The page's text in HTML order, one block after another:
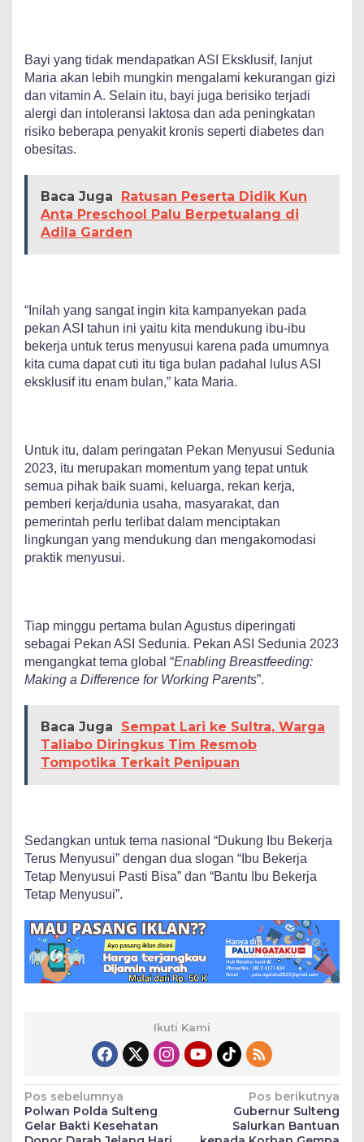
Bayi yang tidak mendapatkan ASI Eksklusif, lanjut
Maria akan lebih mungkin mengalami kekurangan gizi
dan vitamin A. Selain itu, bayi juga berisiko terjadi
alergi dan intoleransi laktosa dan ada peningkatan
risiko beberapa penyakit kronis seperti diabetes dan
obesitas.
Baca Juga
Ratusan Peserta Didik Kun
Anta Preschool Palu Berpetualang di
Adila Garden
“Inilah yang sangat ingin kita kampanyekan pada
pekan ASI tahun ini yaitu kita mendukung ibu-ibu
bekerja untuk terus menyusui karena pada umumnya
kita cuma dapat cuti itu tiga bulan padahal lulus ASI
eksklusif itu enam bulan,” kata Maria.
Untuk itu, dalam peringatan Pekan Menyusui Sedunia
2023, itu merupakan momentum yang tepat untuk
semua pihak baik suami, keluarga, rekan kerja,
pemberi kerja/dunia usaha, masyarakat, dan
pemerintah perlu terlibat dalam menciptakan
lingkungan yang mendukung dan mengakomodasi
praktik menyusui.
Tiap minggu pertama bulan Agustus diperingati
sebagai Pekan ASI Sedunia. Pekan ASI Sedunia 2023
mengangkat tema global “Enabling Breastfeeding:
Making a Difference for Working Parents”.
Baca Juga
Sempat Lari ke Sultra, Warga
Taliabo Diringkus Tim Resmob
Tompotika Terkait Penipuan
Sedangkan untuk tema nasional “Dukung Ibu Bekerja
Terus Menyusui” dengan dua slogan “Ibu Bekerja
Tetap Menyusui Pasti Bisa” dan “Bantu Ibu Bekerja
Tetap Menyusui”.
Ikuti Kami
Navigasi
pos
Pos sebelumnya
Polwan Polda Sulteng
Gelar Bakti Kesehatan
Pos berikutnya
Gubernur Sulteng
Salurkan Bantuan